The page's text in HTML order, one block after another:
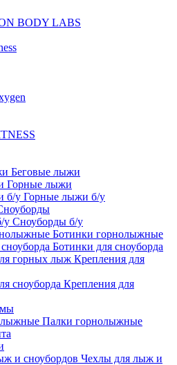
BODY LABS
Беговые лыжи
Горные лыжи
Горные лыжи б/у
Сноуборды б/у
Ботинки горнолыжные
Ботинки для сноуборда
Крепления для
Крепления для
Палки горнолыжные
Чехлы для лыж и